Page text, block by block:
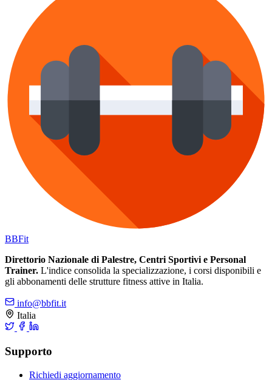
BBFit
Direttorio Nazionale di Palestre, Centri Sportivi e Personal
Trainer. L'indice consolida la specializzazione, i corsi disponibili e
gli abbonamenti delle strutture fitness attive in Italia.
info@bbfit.it
Italia
Supporto
Richiedi aggiornamento